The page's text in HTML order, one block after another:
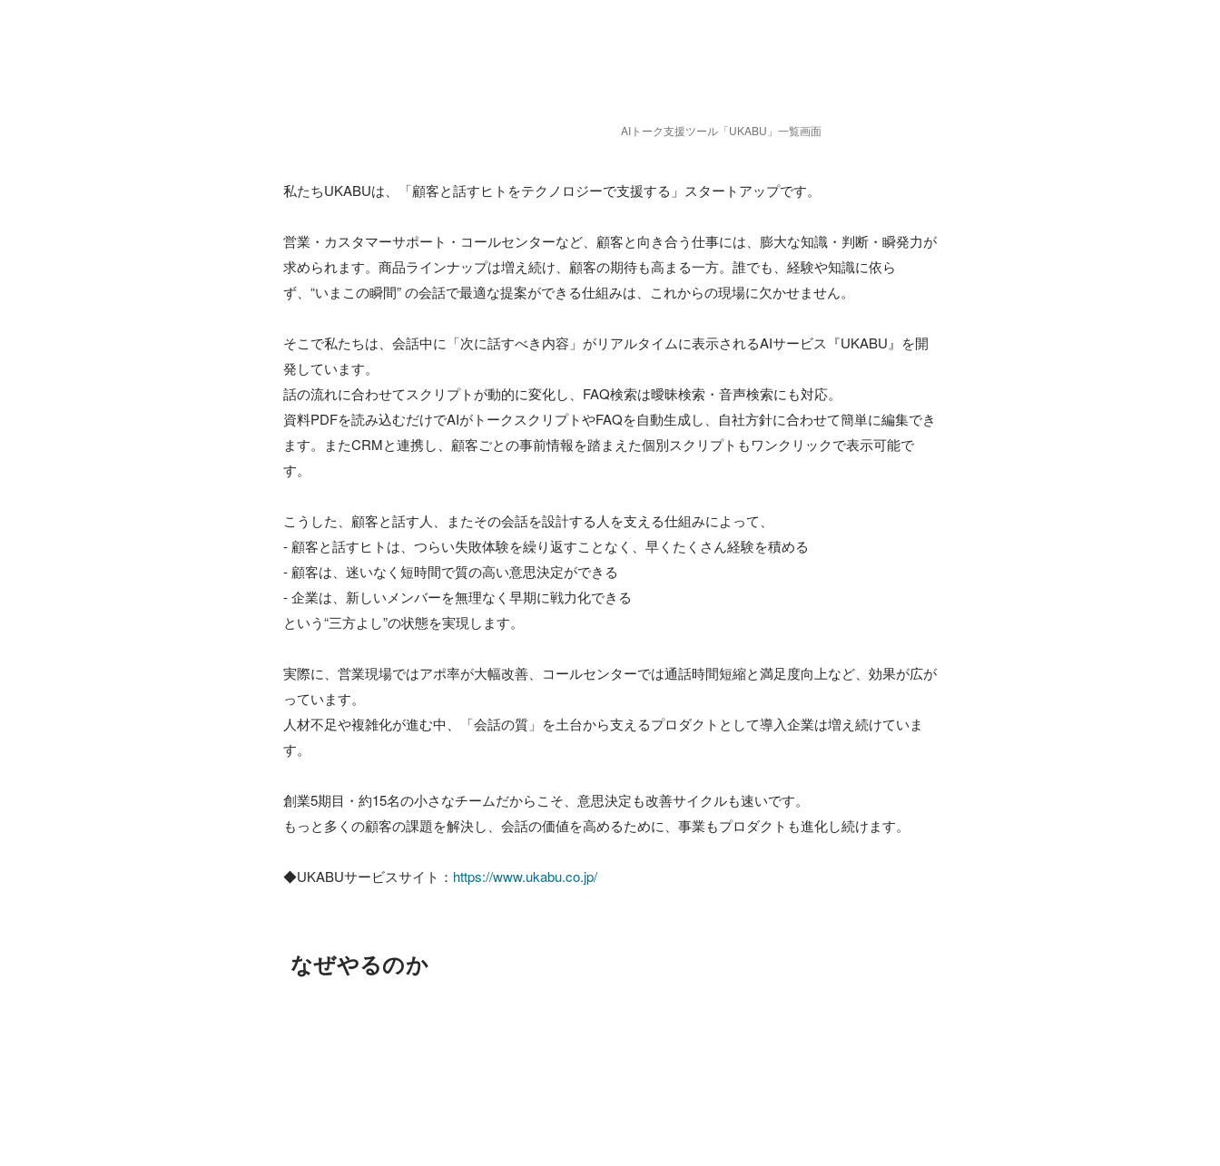
AIトーク支援ツール「UKABU」一覧画面
私たちUKABUは、「顧客と話すヒトをテクノロジーで支援する」スタートアップです。
営業・カスタマーサポート・コールセンターなど、顧客と向き合う仕事には、膨大な知識・判断・瞬発力が
求められます。商品ラインナップは増え続け、顧客の期待も高まる一方。誰でも、経験や知識に依ら
ず、“いまこの瞬間” の会話で最適な提案ができる仕組みは、これからの現場に欠かせません。
そこで私たちは、会話中に「次に話すべき内容」がリアルタイムに表示されるAIサービス『UKABU』を開
発しています。
話の流れに合わせてスクリプトが動的に変化し、FAQ検索は曖昧検索・音声検索にも対応。
資料PDFを読み込むだけでAIがトークスクリプトやFAQを自動生成し、自社方針に合わせて簡単に編集でき
ます。またCRMと連携し、顧客ごとの事前情報を踏まえた個別スクリプトもワンクリックで表示可能で
す。
こうした、顧客と話す人、またその会話を設計する人を支える仕組みによって、
- 顧客と話すヒトは、つらい失敗体験を繰り返すことなく、早くたくさん経験を積める
- 顧客は、迷いなく短時間で質の高い意思決定ができる
- 企業は、新しいメンバーを無理なく早期に戦力化できる
という“三方よし”の状態を実現します。
実際に、営業現場ではアポ率が大幅改善、コールセンターでは通話時間短縮と満足度向上など、効果が広が
っています。
人材不足や複雑化が進む中、「会話の質」を土台から支えるプロダクトとして導入企業は増え続けていま
す。
創業5期目・約15名の小さなチームだからこそ、意思決定も改善サイクルも速いです。
もっと多くの顧客の課題を解決し、会話の価値を高めるために、事業もプロダクトも進化し続けます。
◆UKABUサービスサイト： https://www.ukabu.co.jp/
なぜやるのか